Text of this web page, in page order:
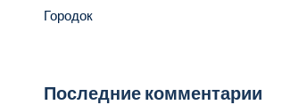
Городок
Последние комментарии